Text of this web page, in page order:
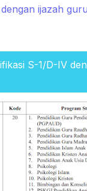
ijazah guru
S-1/D-IV